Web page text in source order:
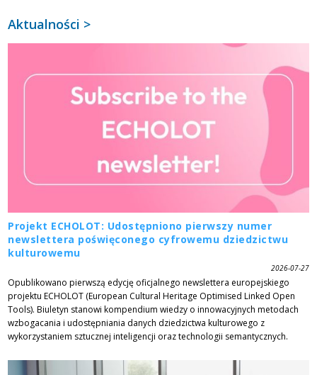
Aktualności >
Projekt ECHOLOT: Udostępniono pierwszy numer
newslettera poświęconego cyfrowemu dziedzictwu
kulturowemu
2026-07-27
Opublikowano pierwszą edycję oficjalnego newslettera europejskiego
projektu ECHOLOT (European Cultural Heritage Optimised Linked Open
Tools). Biuletyn stanowi kompendium wiedzy o innowacyjnych metodach
wzbogacania i udostępniania danych dziedzictwa kulturowego z
wykorzystaniem sztucznej inteligencji oraz technologii semantycznych.